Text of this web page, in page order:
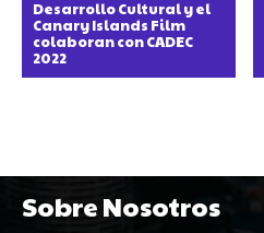
Desarrollo Cultural y el
Canary Islands Film
colaboran con CADEC
2022
Sobre Nosotros